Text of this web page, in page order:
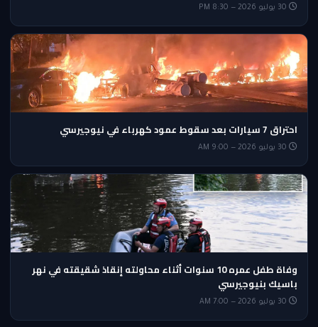
احتراق 7 سيارات بعد سقوط عمود كهرباء في نيوجيرسي
وفاة طفل عمره 10 سنوات أثناء محاولته إنقاذ شقيقته في نهر
باسيك بنيوجيرسي